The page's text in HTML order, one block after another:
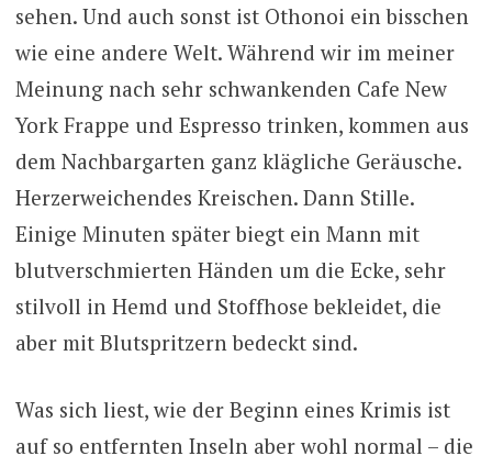
sehen. Und auch sonst ist Othonoi ein bisschen
wie eine andere Welt. Während wir im meiner
Meinung nach sehr schwankenden Cafe New
York Frappe und Espresso trinken, kommen aus
dem Nachbargarten ganz klägliche Geräusche.
Herzerweichendes Kreischen. Dann Stille.
Einige Minuten später biegt ein Mann mit
blutverschmierten Händen um die Ecke, sehr
stilvoll in Hemd und Stoffhose bekleidet, die
aber mit Blutspritzern bedeckt sind.
Was sich liest, wie der Beginn eines Krimis ist
auf so entfernten Inseln aber wohl normal – die